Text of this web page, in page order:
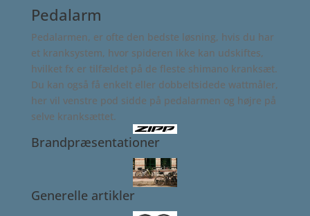
Pedalarm
Pedalarmen, er ofte den bedste løsning, hvis du har
et kranksystem, hvor spideren ikke kan udskiftes,
hvilket fx er tilfældet på de fleste shimano kranksæt.
Du kan også få enkelt eller dobbeltsidede wattmåler,
her vil venstre pod sidde på pedalarmen og højre på
selve kranksættet.
Brandpræsentationer
Generelle artikler